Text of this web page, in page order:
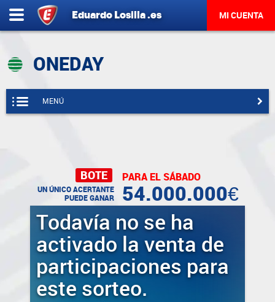
Eduardo Losilla.es MI CUENTA
ONEDAY
MENÚ
BOTE PARA EL SÁBADO
UN ÚNICO ACERTANTE
PUEDE GANAR
54.000.000€
Todavía no se ha
activado la venta de
participaciones para
este sorteo.